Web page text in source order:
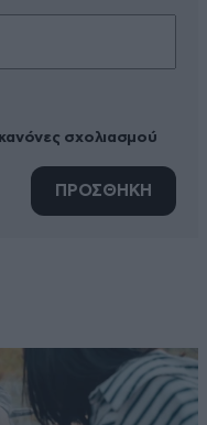
σχολιασμού
ΠΡΟΣΘΗΚΗ